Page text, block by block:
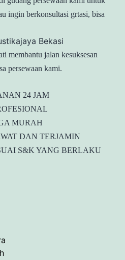
ingin berkonsultasi grtasi, bisa
Bekasi
membantu jalan kesuksesan
persewaan kami.
24 JAM
MURAH
DAN TERJAMIN
S&K YANG BERLAKU